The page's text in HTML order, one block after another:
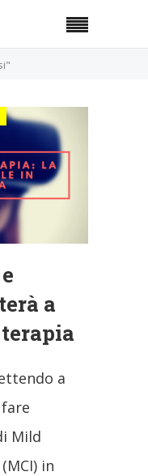
a
a
Mild
in